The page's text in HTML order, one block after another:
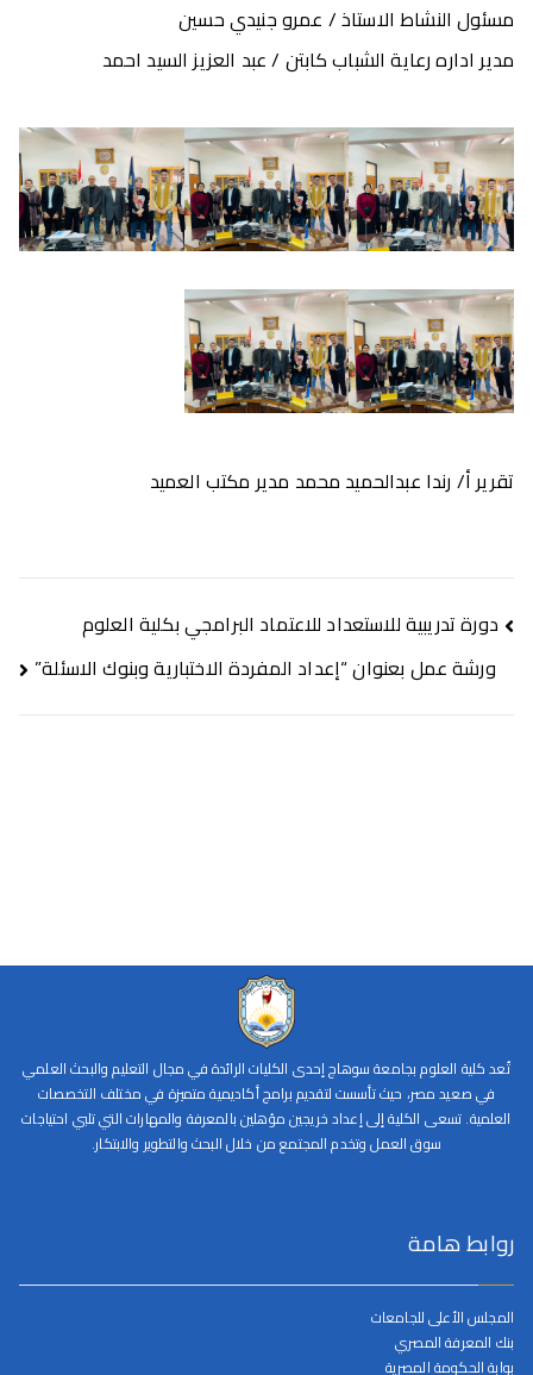
مسئول النشاط الاستاذ / عمرو جنيدي حسين
مدير اداره رعاية الشباب كابتن / عبد العزيز السيد احمد
تقرير أ/ رندا عبدالحميد محمد مدير مكتب العميد
دورة تدريبية للاستعداد للاعتماد البرامجي بكلية العلوم
ورشة عمل بعنوان “إعداد المفردة الاختبارية وبنوك الاسئلة”
تُعد كلية العلوم بجامعة سوهاج إحدى الكليات الرائدة في مجال التعليم والبحث العلمي
في صعيد مصر، حيث تأسست لتقديم برامج أكاديمية متميزة في مختلف التخصصات
العلمية. تسعى الكلية إلى إعداد خريجين مؤهلين بالمعرفة والمهارات التي تلبي احتياجات
سوق العمل وتخدم المجتمع من خلال البحث والتطوير والابتكار.
روابط هامة
المجلس الأعلى للجامعات
بنك المعرفة المصري
بوابة الحكومة المصرية